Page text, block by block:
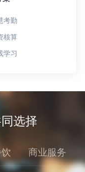
考勤
核算
学习
选择
商业服务